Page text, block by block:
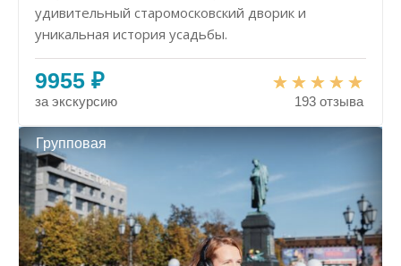
удивительный старомосковский дворик и
уникальная история усадьбы.
9955 ₽
за экскурсию 193 отзыва
Групповая